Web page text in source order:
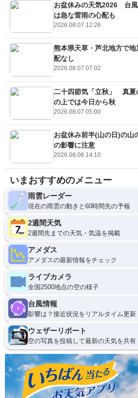
お盆休みの天気2026 台
は急な雷雨の心配も
2026.08.07 12:26
熊本県天草・芦北地方で
配なし
2026.08.07 07:02
二十四節気「立秋」 真夏
の上では今日から秋
2026.08.07 05:00
お盆休み前半(山の日)の
の影響に注意
2026.08.06 14:10
いまおすすめのメニュー
雨雲レーダー
現在の雨雲の動きと60時間先の予報
2週間天気
2週間先までの天気・気温を掲載
アメダス
アメダスの最新情報をチェック
ライブカメラ
全国2500地点の空の様子
台風情報
影響は？接近状況をリアルタイム更新
ウェザーリポート
空の写真を投稿して最新の天気を共有